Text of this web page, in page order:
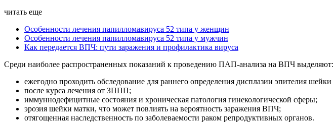
читать еще
Особенности лечения папилломавируса 52 типа у женщин
Особенности лечения папилломавируса 52 типа у мужчин
Как передается ВПЧ: пути заражения и профилактика вируса
Среди наиболее распространенных показаний к проведению ПАП-анализа на ВПЧ выделяют:
ежегодно проходить обследование для раннего определения дисплазии эпителия
после курса лечения от ЗППП;
иммуннодефицитные состояния и хроническая патология гинекологической сферы;
эрозия шейки матки, что может повлиять на вероятность заражения ВПЧ;
отягощенная наследственность по заболеваемости раком репродуктивных органов.